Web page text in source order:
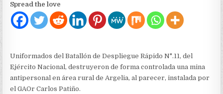
ANTIPERSONAL
EN
ARGELIA
Spread the love
Uniformados del Batallón de Despliegue Rápido N°.11, del
Ejército Nacional, destruyeron de forma controlada una mina
antipersonal en área rural de Argelia, al parecer, instalada por
el GAOr Carlos Patiño.